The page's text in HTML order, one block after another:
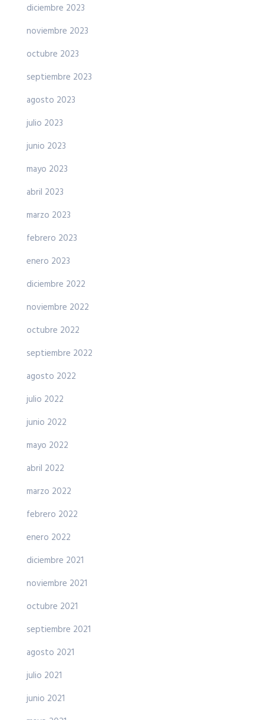
diciembre 2023
noviembre 2023
octubre 2023
septiembre 2023
agosto 2023
julio 2023
junio 2023
mayo 2023
abril 2023
marzo 2023
febrero 2023
enero 2023
diciembre 2022
noviembre 2022
octubre 2022
septiembre 2022
agosto 2022
julio 2022
junio 2022
mayo 2022
abril 2022
marzo 2022
febrero 2022
enero 2022
diciembre 2021
noviembre 2021
octubre 2021
septiembre 2021
agosto 2021
julio 2021
junio 2021